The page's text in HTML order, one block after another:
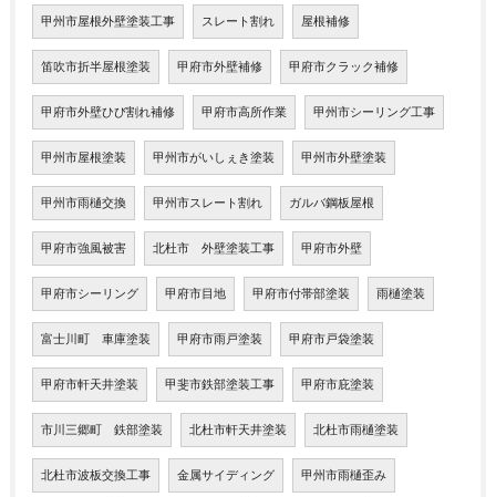
甲州市屋根外壁塗装工事 スレート割れ 屋根補修
笛吹市折半屋根塗装 甲府市外壁補修 甲府市クラック補修
甲府市外壁ひび割れ補修 甲府市高所作業 甲州市シーリング工事
甲州市屋根塗装 甲州市がいしぇき塗装 甲州市外壁塗装
甲州市雨樋交換 甲州市スレート割れ ガルバ鋼板屋根
甲府市強風被害 北杜市 外壁塗装工事 甲府市外壁
甲府市シーリング 甲府市目地 甲府市付帯部塗装 雨樋塗装
富士川町 車庫塗装 甲府市雨戸塗装 甲府市戸袋塗装
甲府市軒天井塗装 甲斐市鉄部塗装工事 甲府市庇塗装
市川三郷町 鉄部塗装 北杜市軒天井塗装 北杜市雨樋塗装
北杜市波板交換工事 金属サイディング 甲州市雨樋歪み